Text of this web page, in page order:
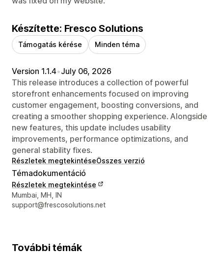
Készítette: Fresco Solutions
Támogatás kérése Minden téma
Version 1.1.4•July 06, 2026
This release introduces a collection of powerful
storefront enhancements focused on improving
customer engagement, boosting conversions, and
creating a smoother shopping experience. Alongside
new features, this update includes usability
improvements, performance optimizations, and
general stability fixes.
Részletek megtekintéseÖsszes verzió
Témadokumentáció
Részletek megtekintése
Dizájner kapcsolattartási adatai
Mumbai, MH, IN
support@frescosolutions.net
További témák